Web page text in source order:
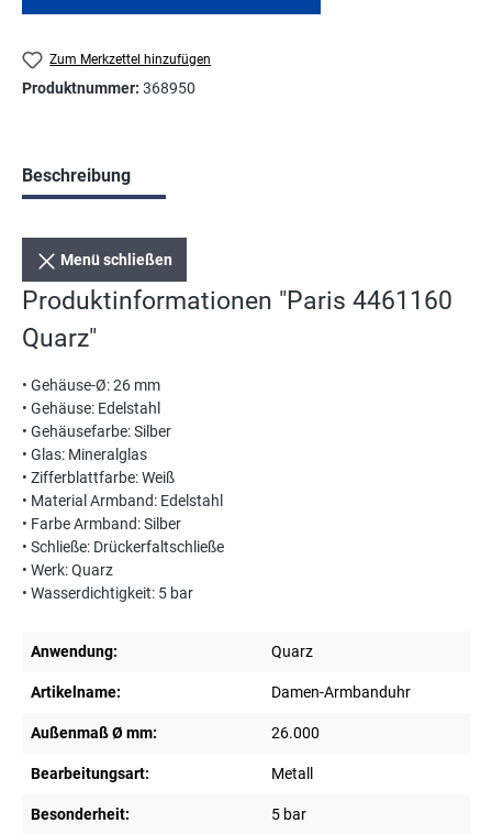
Zum Merkzettel hinzufügen
Produktnummer: 368950
Beschreibung
Menü schließen
Produktinformationen "Paris 4461160
Quarz"
• Gehäuse-Ø: 26 mm
• Gehäuse: Edelstahl
• Gehäusefarbe: Silber
• Glas: Mineralglas
• Zifferblattfarbe: Weiß
• Material Armband: Edelstahl
• Farbe Armband: Silber
• Schließe: Drückerfaltschließe
• Werk: Quarz
• Wasserdichtigkeit: 5 bar
Anwendung: Quarz
Artikelname: Damen-Armbanduhr
Außenmaß Ø mm: 26.000
Bearbeitungsart: Metall
Besonderheit: 5 bar